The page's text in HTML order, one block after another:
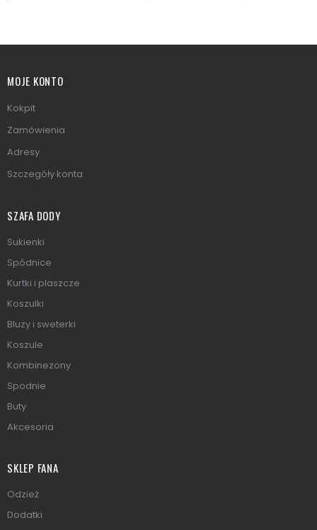
MOJE KONTO
Kokpit
Zamówienia
Adresy
Szczegóły konta
SZAFA DODY
Sukienki
Spódnice
Kurtki i plaszcze
Koszulki
Bluzy i sweterki
Koszule
Kombinezony
Spodnie
Buty
Akcesoria
SKLEP FANA
Odzież
Dodatki